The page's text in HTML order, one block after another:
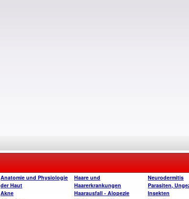
Anatomie und Physiologie
der Haut
Akne
Haare und
Haarerkrankungen
Haarausfall - Alopezie
Neurodermitis
Parasiten,
Insekten